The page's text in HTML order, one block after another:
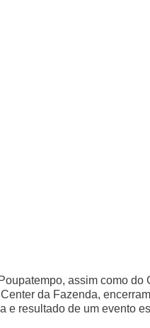
assim como do
da Fazenda,
e resultado de um evento